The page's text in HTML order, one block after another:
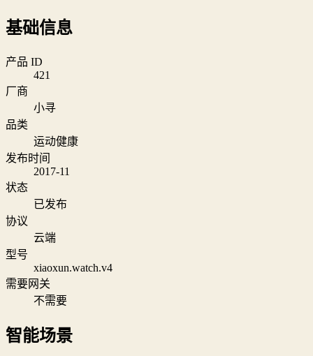
基础信息
产品 ID
421
厂商
小寻
品类
运动健康
发布时间
2017-11
状态
已发布
协议
云端
型号
xiaoxun.watch.v4
需要网关
不需要
智能场景